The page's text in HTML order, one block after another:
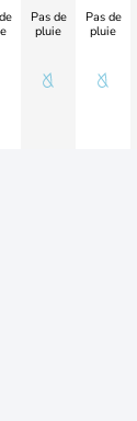
Pas de
pluie
Pas de
pluie